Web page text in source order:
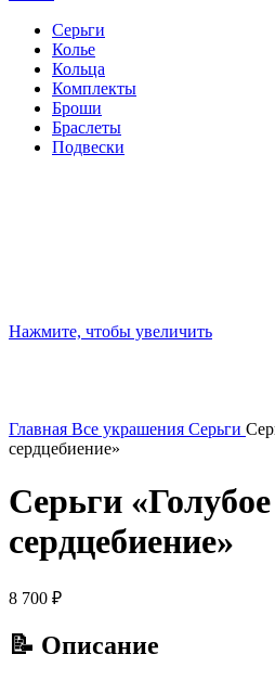
Серьги
Колье
Кольца
Комплекты
Броши
Браслеты
Подвески
Нажмите, чтобы увеличить
Главная Все украшения Серьги
сердцебиение»
Серьги «Голубое
сердцебиение»
8 700 ₽
📝 Описание